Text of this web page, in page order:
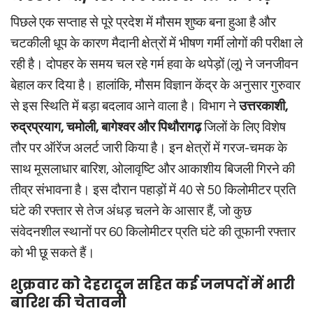
पिछले एक सप्ताह से पूरे प्रदेश में मौसम शुष्क बना हुआ है और
चटकीली धूप के कारण मैदानी क्षेत्रों में भीषण गर्मी लोगों की परीक्षा ले
रही है। दोपहर के समय चल रहे गर्म हवा के थपेड़ों (लू) ने जनजीवन
बेहाल कर दिया है। हालांकि, मौसम विज्ञान केंद्र के अनुसार गुरुवार
से इस स्थिति में बड़ा बदलाव आने वाला है। विभाग नेउत्तरकाशी,
रुद्रप्रयाग, चमोली, बागेश्वर और पिथौरागढ़जिलों के लिए विशेष
तौर पर ऑरेंज अलर्ट जारी किया है। इन क्षेत्रों में गरज-चमक के
साथ मूसलाधार बारिश, ओलावृष्टि और आकाशीय बिजली गिरने की
तीव्र संभावना है। इस दौरान पहाड़ों में 40 से 50 किलोमीटर प्रति
घंटे की रफ्तार से तेज अंधड़ चलने के आसार हैं, जो कुछ
संवेदनशील स्थानों पर 60 किलोमीटर प्रति घंटे की तूफानी रफ्तार
को भी छू सकते हैं।
शुक्रवार को देहरादून सहित कई जनपदों में भारी
बारिश की चेतावनी